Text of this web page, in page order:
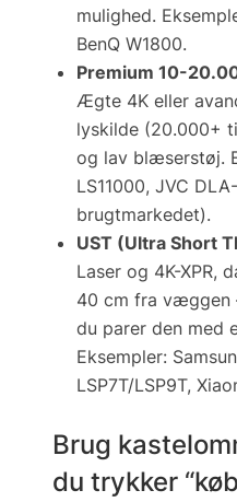
mulighed.
BenQ W1800.
Premium 10-
Ægte 4K eller
lyskilde (20.000+
og lav blæserstøj.
LS11000, JVC
brugtmarkedet).
UST (Ultra Short
Laser og 4K-XPR,
40 cm fra væggen
du parer den med
Eksempler:
LSP7T/LSP9T,
Brug
du trykker